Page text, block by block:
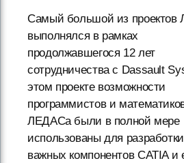
Самый большой из
выполнялся в рамках
продолжавшегося 12 лет
сотрудничества с Dassault
этом проекте возможности
программистов и
ЛЕДАСа были в полной мере
использованы для
важных компонентов CATIA и